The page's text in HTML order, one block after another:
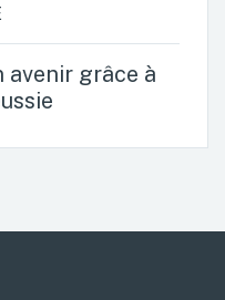
avenir grâce à